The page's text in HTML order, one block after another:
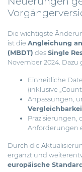
Die wichtigste
ist die Angleichung
(MBDT) des Single
November 2024. Dazu
Einheitliche
(inklusive
Anpassungen,
Präzisierungen,
Anforderungen
Durch die
ergänzt und
europäische